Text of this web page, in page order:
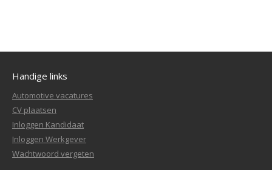
Handige links
Automotive vacatures
CV plaatsen
Inloggen Kandidaat
Inloggen Werkgever
Wachtwoord vergeten